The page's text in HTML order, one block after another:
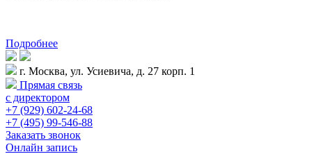
Подробнее
г. Москва, ул. Усиевича, д. 27 корп. 1
Прямая связь
с директором
+7 (929) 602-24-68
+7 (495) 99-546-88
Заказать звонок
Онлайн запись